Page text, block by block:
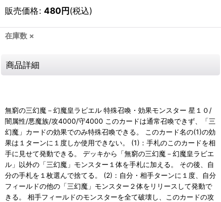
販売価格: 480円(税込)
在庫数 ×
商品詳細
無窮の三幻魔－幻魔皇ラビエル 特殊召喚・効果モンスター 星１０/
闇属性/悪魔族/攻4000/守4000 このカードは通常召喚できず、「三
幻魔」カードの効果でのみ特殊召喚できる。 このカード名の(1)の効
果は１ターンに１度しか使用できない。 (1)：手札のこのカードを相
手に見せて発動できる。 デッキから「無窮の三幻魔－幻魔皇ラビエ
ル」以外の「三幻魔」モンスター１体を手札に加える。 その後、自
分の手札を１枚選んで捨てる。 (2)：自分・相手ターンに１度、自分
フィールドの他の「三幻魔」モンスター２体をリリースして発動で
きる。 相手フィールドのモンスターを全て破壊し、このカードの攻